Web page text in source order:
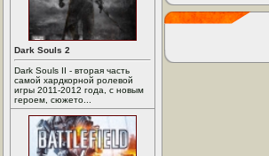
Dark Souls 2
Dark Souls II - вторая часть
самой хардкорной ролевой
игры 2011-2012 года, с новым
героем, сюжето...